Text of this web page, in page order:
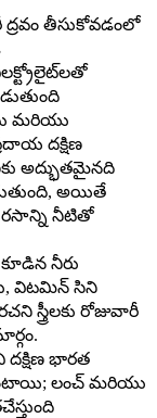
తీసుకోవడంలో
మరియు
దక్షిణ
అద్భుతమైనది
అయితే
రసాన్ని నీటితో
నీరు
విటమిన్ సిని
స్త్రీలకు రోజువారీ
దక్షిణ భారత
లంచ్ మరియు